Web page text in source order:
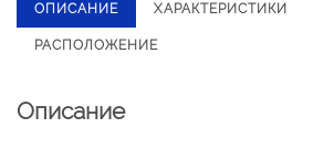
ОПИСАНИЕ ХАРАКТЕРИСТИКИ
РАСПОЛОЖЕНИЕ
Описание